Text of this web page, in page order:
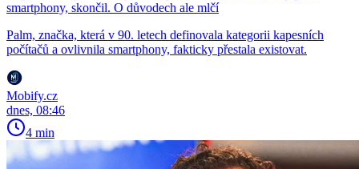
smartphony, skončil. O důvodech ale mlčí
Palm, značka, která v 90. letech definovala kategorii kapesních
počítačů a ovlivnila smartphony, fakticky přestala existovat.
Mobify.cz
dnes, 08:46
4 min